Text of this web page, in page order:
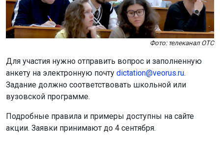
Фото: телеканал ОТС
Для участия нужно отправить вопрос и заполненную
анкету на электронную почту dictation@veorus.ru.
Задание должно соответствовать школьной или
вузовской программе.
Подробные правила и примеры доступны на сайте
акции. Заявки принимают до 4 сентября.